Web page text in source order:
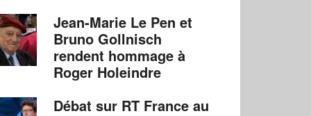
Jean-Marie Le Pen et
Bruno Gollnisch
rendent hommage à
Roger Holeindre
Débat sur RT France au